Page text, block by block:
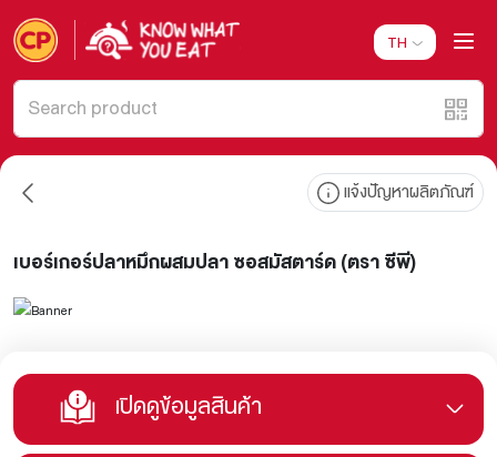
TH
แจ้งปัญหาผลิตภัณฑ์
เบอร์เกอร์ปลาหมึกผสมปลา ซอสมัสตาร์ด (ตรา ซีพี)
เปิดดูข้อมูลสินค้า